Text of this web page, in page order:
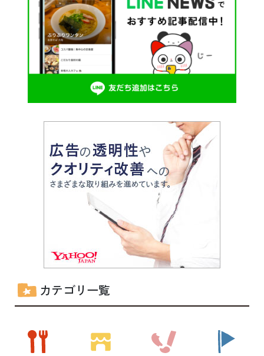
カテゴリ一覧